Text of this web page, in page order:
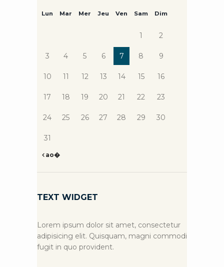
Lun Mar Mer Jeu Ven Sam Dim
1 2
3 4 5 6 7 8 9
10 11 12 13 14 15 16
17 18 19 20 21 22 23
24 25 26 27 28 29 30
31
ao�
TEXT WIDGET
Lorem ipsum dolor sit amet, consectetur
adipisicing elit. Quisquam, magni commodi
fugit in quo provident.